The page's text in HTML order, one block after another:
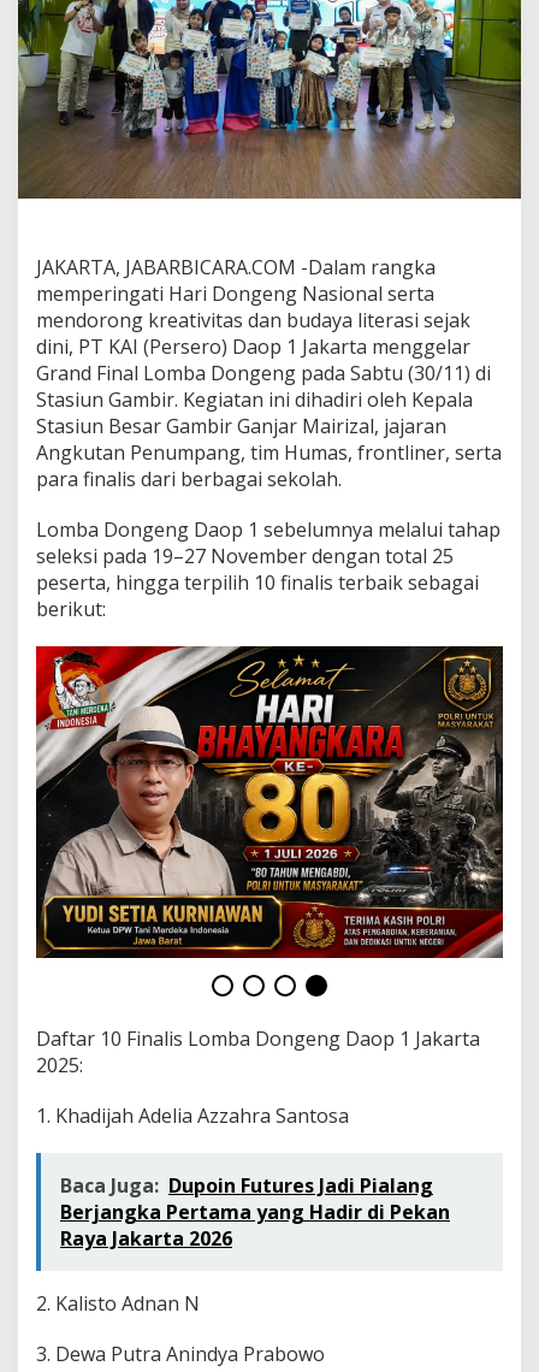
G
e
l
a
r
G
r
a
n
i
n
a
l
L
o
m
b
a
D
o
g
e
n
g
S
t
i
u
n
G
a
m
i
r
JAKARTA, JABARBICARA.COM -Dalam rangka
memperingati Hari Dongeng Nasional serta
mendorong kreativitas dan budaya literasi sejak
dini, PT KAI (Persero) Daop 1 Jakarta menggelar
Grand Final Lomba Dongeng pada Sabtu (30/11) di
Stasiun Gambir. Kegiatan ini dihadiri oleh Kepala
Stasiun Besar Gambir Ganjar Mairizal, jajaran
Angkutan Penumpang, tim Humas, frontliner, serta
para finalis dari berbagai sekolah.
Lomba Dongeng Daop 1 sebelumnya melalui tahap
seleksi pada 19–27 November dengan total 25
peserta, hingga terpilih 10 finalis terbaik sebagai
berikut:
Daftar 10 Finalis Lomba Dongeng Daop 1 Jakarta
2025:
1. Khadijah Adelia Azzahra Santosa
Baca Juga: Dupoin Futures Jadi Pialang
Berjangka Pertama yang Hadir di Pekan
Raya Jakarta 2026
2. Kalisto Adnan N
3. Dewa Putra Anindya Prabowo